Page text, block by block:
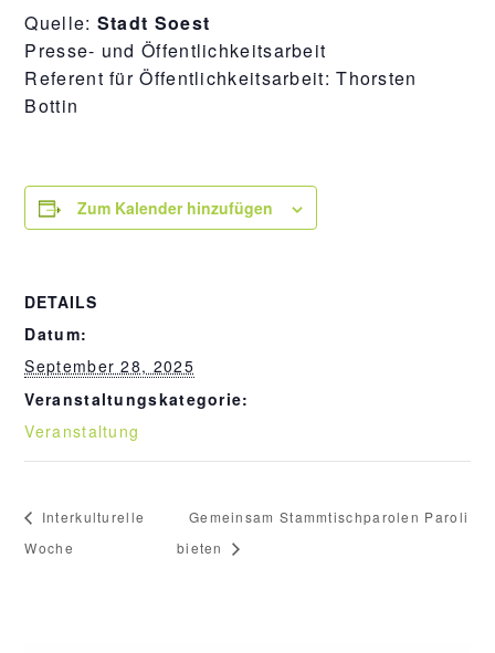
Quelle: Stadt Soest
Presse- und Öffentlichkeitsarbeit
Referent für Öffentlichkeitsarbeit: Thorsten
Bottin
Zum Kalender hinzufügen
DETAILS
Datum:
September 28, 2025
Veranstaltungskategorie:
Veranstaltung
Interkulturelle
Woche
Gemeinsam Stammtischparolen Paroli
bieten